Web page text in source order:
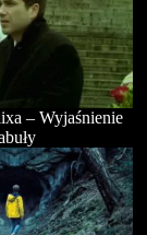
– Wyjaśnienie